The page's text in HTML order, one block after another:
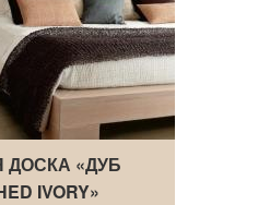
ДОСКА «ДУБ
IVORY»